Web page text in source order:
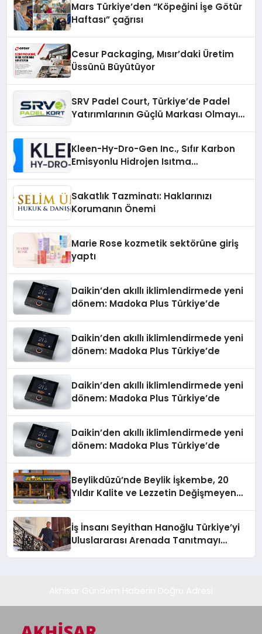
Mars Türkiye’den “Köpeğini İşe Götür
Haftası” çağrısı
Cesur Packaging, Mısır’daki Üretim
Üssünü Büyütüyor
SRV Padel Court, Türkiye’de Padel
Yatırımlarının Güçlü Markası Olmayı
Kleen-Hy-Dro-Gen Inc., Sıfır Karbon
Emisyonlu Hidrojen Isıtma
Sakatlık Tazminatı: Haklarınızı
Korumanın Önemi
Marie Rose kozmetik sektörüne giriş
yaptı
Daikin’den akıllı iklimlendirmede yeni
dönem: Madoka Plus Türkiye’de
Daikin’den akıllı iklimlendirmede yeni
dönem: Madoka Plus Türkiye’de
Daikin’den akıllı iklimlendirmede yeni
dönem: Madoka Plus Türkiye’de
Daikin’den akıllı iklimlendirmede yeni
dönem: Madoka Plus Türkiye’de
Beylikdüzü’nde Beylik İşkembe, 20
Yıldır Kalite ve Lezzetin Değişmeyen
İş İnsanı Seyithan Hanoğlu Türkiye’yi
Uluslararası Arenada Tanıtmayı